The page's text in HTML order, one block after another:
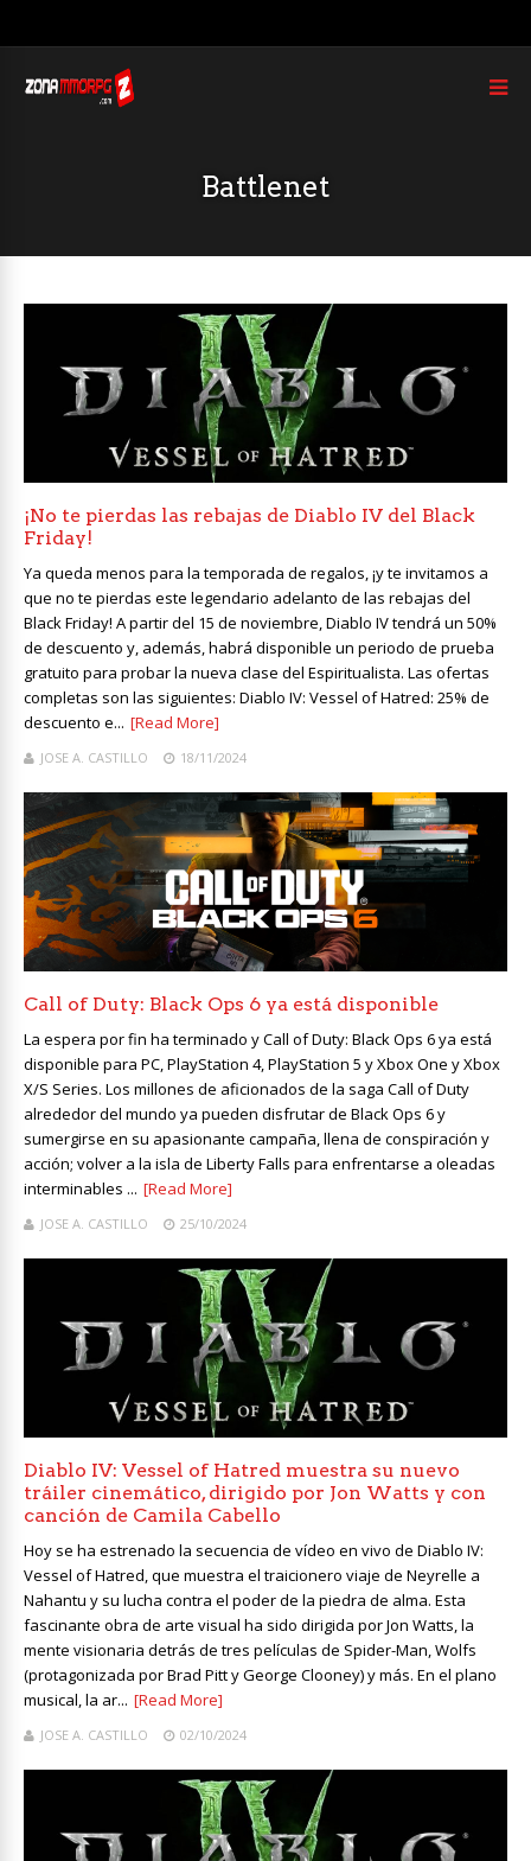
Battlenet
¡No te pierdas las rebajas de Diablo IV del Black
Friday!
Ya queda menos para la temporada de regalos, ¡y te invitamos a
que no te pierdas este legendario adelanto de las rebajas del
Black Friday! A partir del 15 de noviembre, Diablo IV tendrá un 50%
de descuento y, además, habrá disponible un periodo de prueba
gratuito para probar la nueva clase del Espiritualista. Las ofertas
completas son las siguientes: Diablo IV: Vessel of Hatred: 25% de
descuento e... [Read More]
JOSE A. CASTILLO 18/11/2024
Call of Duty: Black Ops 6 ya está disponible
La espera por fin ha terminado y Call of Duty: Black Ops 6 ya está
disponible para PC, PlayStation 4, PlayStation 5 y Xbox One y Xbox
X/S Series. Los millones de aficionados de la saga Call of Duty
alrededor del mundo ya pueden disfrutar de Black Ops 6 y
sumergirse en su apasionante campaña, llena de conspiración y
acción; volver a la isla de Liberty Falls para enfrentarse a oleadas
interminables ... [Read More]
JOSE A. CASTILLO 25/10/2024
Diablo IV: Vessel of Hatred muestra su nuevo
tráiler cinemático, dirigido por Jon Watts y con
canción de Camila Cabello
Hoy se ha estrenado la secuencia de vídeo en vivo de Diablo IV:
Vessel of Hatred, que muestra el traicionero viaje de Neyrelle a
Nahantu y su lucha contra el poder de la piedra de alma. Esta
fascinante obra de arte visual ha sido dirigida por Jon Watts, la
mente visionaria detrás de tres películas de Spider-Man, Wolfs
(protagonizada por Brad Pitt y George Clooney) y más. En el plano
musical, la ar... [Read More]
JOSE A. CASTILLO 02/10/2024